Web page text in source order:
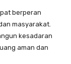
berperan
masyarakat.
kesadaran
aman dan